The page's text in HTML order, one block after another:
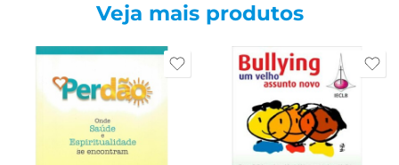
Veja mais produtos